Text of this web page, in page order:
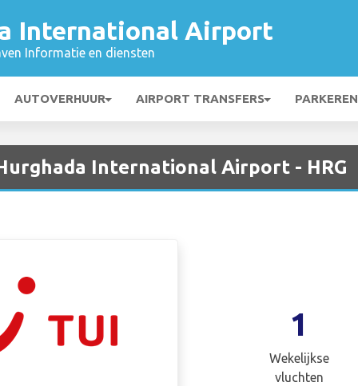
International Airport
Informatie en diensten
AUTOVERHUUR AIRPORT TRANSFERS PARKEREN
International Airport - HRG
1
Wekelijkse
vluchten